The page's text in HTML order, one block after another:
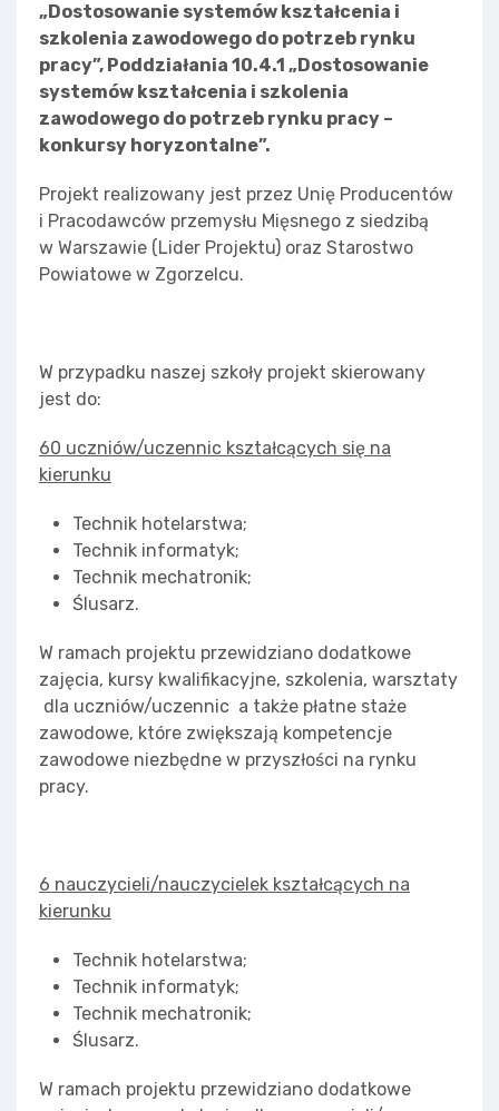
„Dostosowanie systemów kształcenia i
szkolenia zawodowego do potrzeb rynku
pracy”, Poddziałania 10.4.1 „Dostosowanie
systemów kształcenia i szkolenia
zawodowego do potrzeb rynku pracy –
konkursy horyzontalne”.
Projekt realizowany jest przez Unię Producentów
i Pracodawców przemysłu Mięsnego z siedzibą
w Warszawie (Lider Projektu) oraz Starostwo
Powiatowe w Zgorzelcu.
W przypadku naszej szkoły projekt skierowany
jest do:
60 uczniów/uczennic kształcących się na
kierunku
Technik hotelarstwa;
Technik informatyk;
Technik mechatronik;
Ślusarz.
W ramach projektu przewidziano dodatkowe
zajęcia, kursy kwalifikacyjne, szkolenia, warsztaty
dla uczniów/uczennic a także płatne staże
zawodowe, które zwiększają kompetencje
zawodowe niezbędne w przyszłości na rynku
pracy.
6 nauczycieli/nauczycielek kształcących na
kierunku
Technik hotelarstwa;
Technik informatyk;
Technik mechatronik;
Ślusarz.
W ramach projektu przewidziano dodatkowe